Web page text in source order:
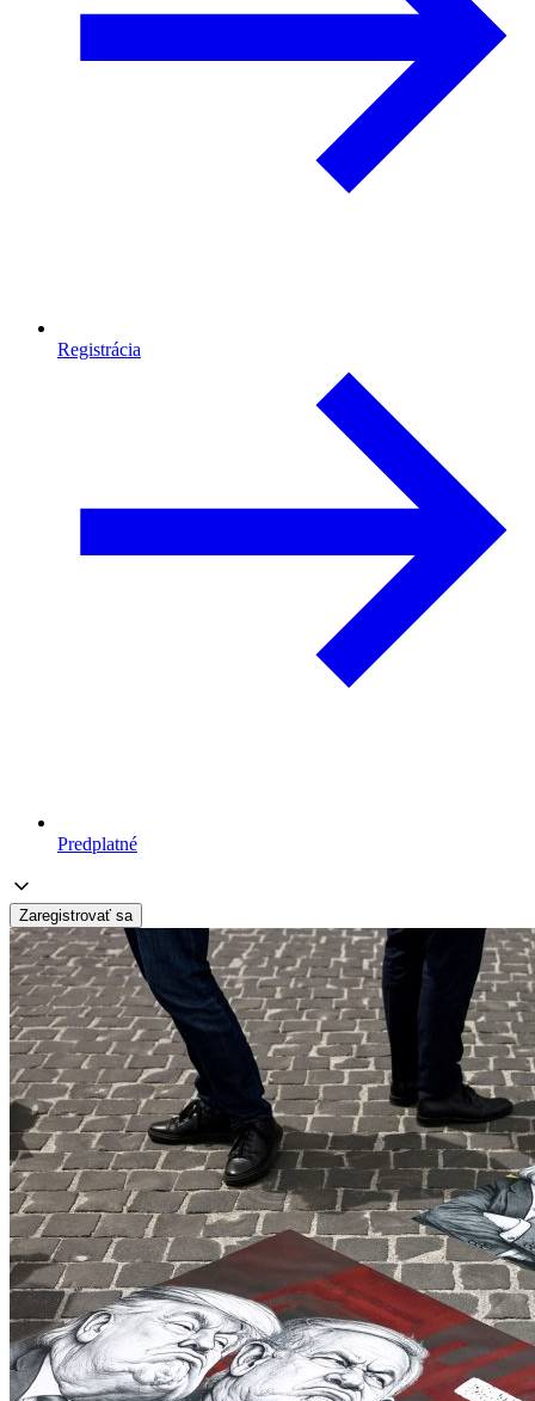
Registrácia
Predplatné
Zaregistrovať sa